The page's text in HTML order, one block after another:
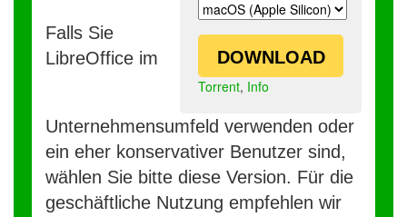
DOWNLOAD
Torrent, Info
Falls Sie
LibreOffice im
Unternehmensumfeld verwenden oder
ein eher konservativer Benutzer sind,
wählen Sie bitte diese Version. Für die
geschäftliche Nutzung empfehlen wir